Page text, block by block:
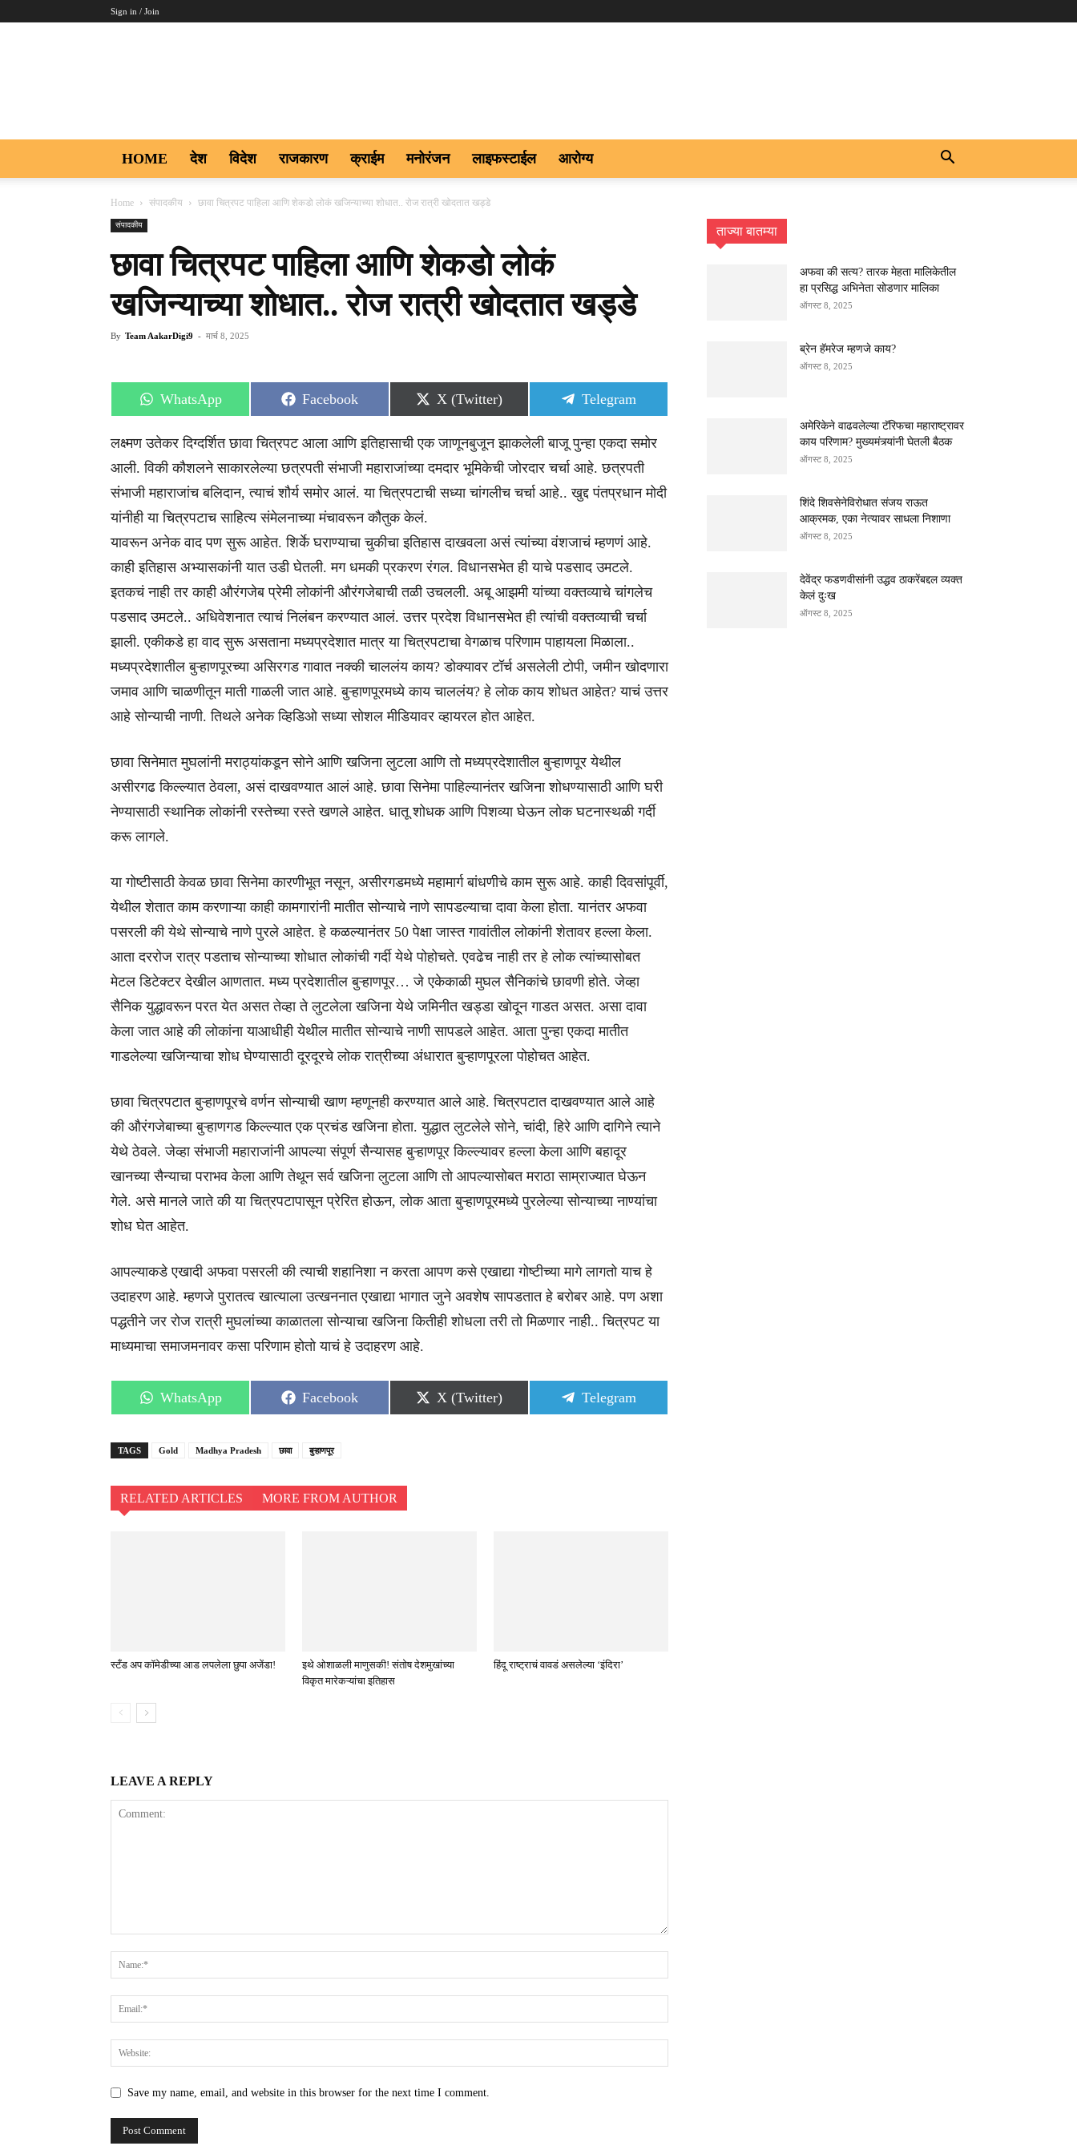
Sign in / Join
HOME देश विदेश राजकारण क्राईम मनोरंजन लाइफस्टाईल आरोग्य
Home संपादकीय छावा चित्रपट पाहिला आणि शेकडो लोकं खजिन्याच्या शोधात.. रोज रात्री खोदतात खड्डे
संपादकीय
छावा चित्रपट पाहिला आणि शेकडो लोकं
खजिन्याच्या शोधात.. रोज रात्री खोदतात खड्डे
By Team AakarDigi9 - मार्च 8, 2025
Share
on
WhatsApp
Share
on
Facebook
Share
on
X (Twitter)
Share
on
Telegram
लक्ष्मण उतेकर दिग्दर्शित छावा चित्रपट आला आणि इतिहासाची एक जाणूनबुजून झाकलेली बाजू पुन्हा एकदा समोर
आली. विकी कौशलने साकारलेल्या छत्रपती संभाजी महाराजांच्या दमदार भूमिकेची जोरदार चर्चा आहे. छत्रपती
संभाजी महाराजांच बलिदान, त्याचं शौर्य समोर आलं. या चित्रपटाची सध्या चांगलीच चर्चा आहे.. खुद्द पंतप्रधान मोदी
यांनीही या चित्रपटाच साहित्य संमेलनाच्या मंचावरून कौतुक केलं.
यावरून अनेक वाद पण सुरू आहेत. शिर्के घराण्याचा चुकीचा इतिहास दाखवला असं त्यांच्या वंशजाचं म्हणणं आहे.
काही इतिहास अभ्यासकांनी यात उडी घेतली. मग धमकी प्रकरण रंगल. विधानसभेत ही याचे पडसाद उमटले.
इतकचं नाही तर काही औरंगजेब प्रेमी लोकांनी औरंगजेबाची तळी उचलली. अबू आझमी यांच्या वक्तव्याचे चांगलेच
पडसाद उमटले.. अधिवेशनात त्याचं निलंबन करण्यात आलं. उत्तर प्रदेश विधानसभेत ही त्यांची वक्तव्याची चर्चा
झाली. एकीकडे हा वाद सुरू असताना मध्यप्रदेशात मात्र या चित्रपटाचा वेगळाच परिणाम पाहायला मिळाला..
मध्यप्रदेशातील बुऱ्हाणपूरच्या असिरगड गावात नक्की चाललंय काय? डोक्यावर टॉर्च असलेली टोपी, जमीन खोदणारा
जमाव आणि चाळणीतून माती गाळली जात आहे. बुऱ्हाणपूरमध्ये काय चाललंय? हे लोक काय शोधत आहेत? याचं उत्तर
आहे सोन्याची नाणी. तिथले अनेक व्हिडिओ सध्या सोशल मीडियावर व्हायरल होत आहेत.
छावा सिनेमात मुघलांनी मराठ्यांकडून सोने आणि खजिना लुटला आणि तो मध्यप्रदेशातील बुऱ्हाणपूर येथील
असीरगढ किल्ल्यात ठेवला, असं दाखवण्यात आलं आहे. छावा सिनेमा पाहिल्यानंतर खजिना शोधण्यासाठी आणि घरी
नेण्यासाठी स्थानिक लोकांनी रस्तेच्या रस्ते खणले आहेत. धातू शोधक आणि पिशव्या घेऊन लोक घटनास्थळी गर्दी
करू लागले.
या गोष्टीसाठी केवळ छावा सिनेमा कारणीभूत नसून, असीरगडमध्ये महामार्ग बांधणीचे काम सुरू आहे. काही दिवसांपूर्वी,
येथील शेतात काम करणाऱ्या काही कामगारांनी मातीत सोन्याचे नाणे सापडल्याचा दावा केला होता. यानंतर अफवा
पसरली की येथे सोन्याचे नाणे पुरले आहेत. हे कळल्यानंतर 50 पेक्षा जास्त गावांतील लोकांनी शेतावर हल्ला केला.
आता दररोज रात्र पडताच सोन्याच्या शोधात लोकांची गर्दी येथे पोहोचते. एवढेच नाही तर हे लोक त्यांच्यासोबत
मेटल डिटेक्टर देखील आणतात. मध्य प्रदेशातील बुऱ्हाणपूर… जे एकेकाळी मुघल सैनिकांचे छावणी होते. जेव्हा
सैनिक युद्धावरून परत येत असत तेव्हा ते लुटलेला खजिना येथे जमिनीत खड्डा खोदून गाडत असत. असा दावा
केला जात आहे की लोकांना याआधीही येथील मातीत सोन्याचे नाणी सापडले आहेत. आता पुन्हा एकदा मातीत
गाडलेल्या खजिन्याचा शोध घेण्यासाठी दूरदूरचे लोक रात्रीच्या अंधारात बुऱ्हाणपूरला पोहोचत आहेत.
छावा चित्रपटात बुऱ्हाणपूरचे वर्णन सोन्याची खाण म्हणूनही करण्यात आले आहे. चित्रपटात दाखवण्यात आले आहे
की औरंगजेबाच्या बुऱ्हाणगड किल्ल्यात एक प्रचंड खजिना होता. युद्धात लुटलेले सोने, चांदी, हिरे आणि दागिने त्याने
येथे ठेवले. जेव्हा संभाजी महाराजांनी आपल्या संपूर्ण सैन्यासह बुऱ्हाणपूर किल्ल्यावर हल्ला केला आणि बहादूर
खानच्या सैन्याचा पराभव केला आणि तेथून सर्व खजिना लुटला आणि तो आपल्यासोबत मराठा साम्राज्यात घेऊन
गेले. असे मानले जाते की या चित्रपटापासून प्रेरित होऊन, लोक आता बुऱ्हाणपूरमध्ये पुरलेल्या सोन्याच्या नाण्यांचा
शोध घेत आहेत.
आपल्याकडे एखादी अफवा पसरली की त्याची शहानिशा न करता आपण कसे एखाद्या गोष्टीच्या मागे लागतो याच हे
उदाहरण आहे. म्हणजे पुरातत्व खात्याला उत्खननात एखाद्या भागात जुने अवशेष सापडतात हे बरोबर आहे. पण अशा
पद्धतीने जर रोज रात्री मुघलांच्या काळातला सोन्याचा खजिना कितीही शोधला तरी तो मिळणार नाही.. चित्रपट या
माध्यमाचा समाजमनावर कसा परिणाम होतो याचं हे उदाहरण आहे.
Share
on
WhatsApp
Share
on
Facebook
Share
on
X (Twitter)
Share
on
Telegram
TAGS Gold Madhya Pradesh छावा बुऱ्हाणपूर
RELATED ARTICLES MORE FROM AUTHOR
स्टँड अप कॉमेडीच्या आड लपलेला छुपा अजेंडा!
इथे ओशाळली माणुसकी! संतोष देशमुखांच्या
विकृत मारेकऱ्यांचा इतिहास
हिंदू राष्ट्राचं वावडं असलेल्या ‘इंदिरा’
LEAVE A REPLY
Save my name, email, and website in this browser for the next time I comment.
ताज्या बातम्या
अफवा की सत्य? तारक मेहता मालिकेतील
हा प्रसिद्ध अभिनेता सोडणार मालिका
ऑगस्ट 8, 2025
ब्रेन हॅमरेज म्हणजे काय?
ऑगस्ट 8, 2025
अमेरिकेने वाढवलेल्या टॅरिफचा महाराष्ट्रावर
काय परिणाम? मुख्यमंत्र्यांनी घेतली बैठक
ऑगस्ट 8, 2025
शिंदे शिवसेनेविरोधात संजय राऊत
आक्रमक, एका नेत्यावर साधला निशाणा
ऑगस्ट 8, 2025
देवेंद्र फडणवीसांनी उद्धव ठाकरेंबद्दल व्यक्त
केलं दुःख
ऑगस्ट 8, 2025